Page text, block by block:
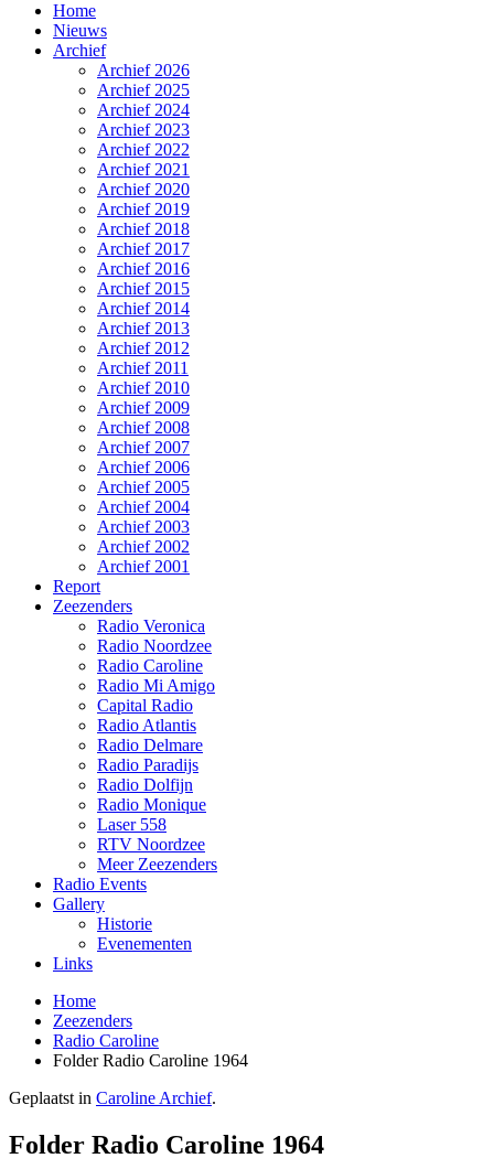
Home
Nieuws
Archief
Archief 2026
Archief 2025
Archief 2024
Archief 2023
Archief 2022
Archief 2021
Archief 2020
Archief 2019
Archief 2018
Archief 2017
Archief 2016
Archief 2015
Archief 2014
Archief 2013
Archief 2012
Archief 2011
Archief 2010
Archief 2009
Archief 2008
Archief 2007
Archief 2006
Archief 2005
Archief 2004
Archief 2003
Archief 2002
Archief 2001
Report
Zeezenders
Radio Veronica
Radio Noordzee
Radio Caroline
Radio Mi Amigo
Capital Radio
Radio Atlantis
Radio Delmare
Radio Paradijs
Radio Dolfijn
Radio Monique
Laser 558
RTV Noordzee
Meer Zeezenders
Radio Events
Gallery
Historie
Evenementen
Links
Home
Zeezenders
Radio Caroline
Folder Radio Caroline 1964
Geplaatst in Caroline Archief.
Folder Radio Caroline 1964